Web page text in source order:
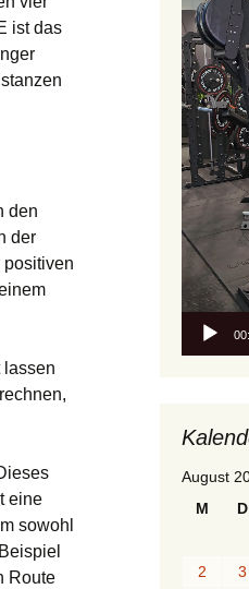
ist das
den
der
positiven
lassen
eine
sowohl
Route
August
M
D
2
3